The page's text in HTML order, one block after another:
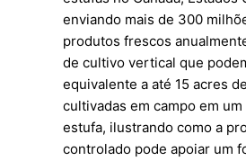
enviando mais de 300
produtos frescos
de cultivo vertical que
equivalente a até 15 acres
cultivadas em campo em
estufa, ilustrando como a
controlado pode apoiar um